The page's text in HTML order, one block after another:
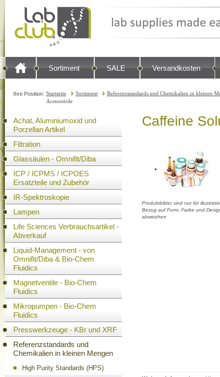
Sortiment SALE Versandkosten
Ihre Position: Startseite Sortiment
Referenzstandards und Chemikalien in kleinen
Acetonitrile
Achat, Aluminiumoxid und
Porzellan Artikel
Filtration
Glassäulen - Omnifit/Diba
ICP / ICPMS / ICPOES
Ersatzteile und Zubehör
IR-Spektroskopie
Lampen
Life Sciences Verbrauchsartikel -
Abverkauf
Liquid-Management - von
Omnifit/Diba & Bio-Chem
Fluidics
Magnetventile - Bio-Chem
Fluidics
Mikropumpen - Bio-Chem
Fluidics
Presswerkzeuge - KBr und XRF
Referenzstandards und
Chemikalien in kleinen Mengen
High Purity Standards (HPS)
Caffeine
Produktbilder sind nur für
Bezug auf Form, Farbe und
abweichen